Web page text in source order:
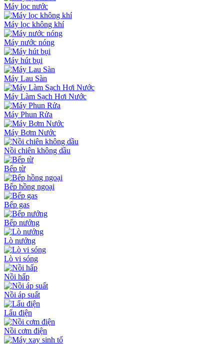
Máy lọc nước
Máy lọc không khí
Máy nước nóng
Máy hút bụi
Máy Lau Sàn
Máy Làm Sạch Hơi Nước
Máy Phun Rửa
Máy Bơm Nước
Nồi chiên không dầu
Bếp từ
Bếp hồng ngoại
Bếp gas
Bếp nướng
Lò nướng
Lò vi sóng
Nồi hấp
Nồi áp suất
Lẩu điện
Nồi cơm điện